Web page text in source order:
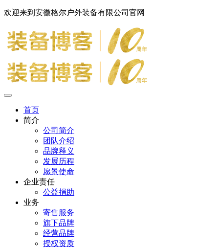
欢迎来到安徽格尔户外装备有限公司官网
首页
简介
公司简介
团队介绍
品牌释义
发展历程
愿景使命
企业责任
公益捐助
业务
寄售服务
旗下品牌
经营品牌
授权资质